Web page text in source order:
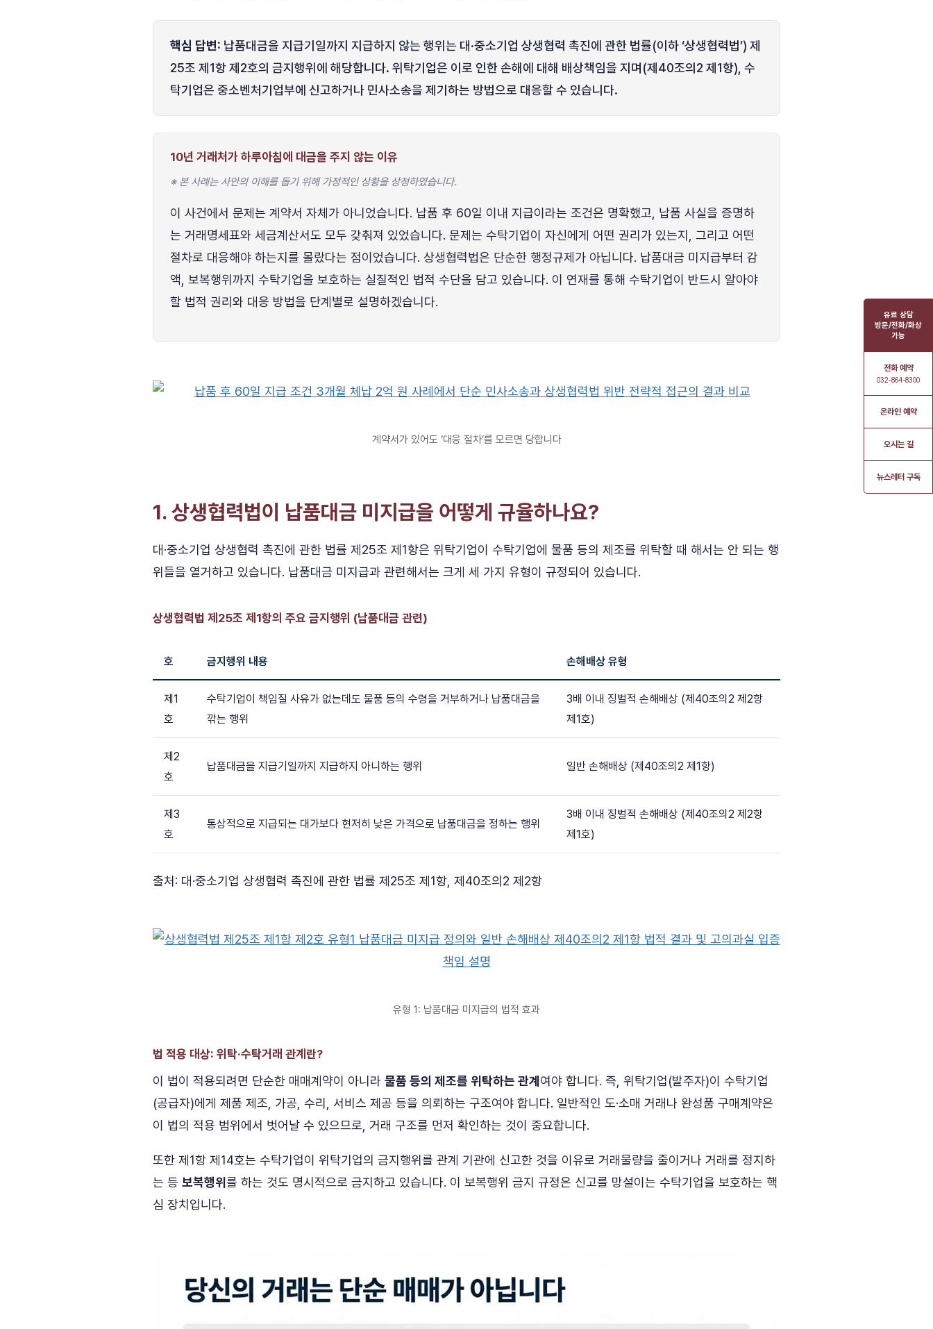
핵심 답변: 납품대금을 지급기일까지 지급하지 않는 행위는 대·중소기업 상생협력 촉진에 관한 법률(이하 ‘상생협력법’) 제
25조 제1항 제2호의 금지행위에 해당합니다. 위탁기업은 이로 인한 손해에 대해 배상책임을 지며(제40조의2 제1항), 수
탁기업은 중소벤처기업부에 신고하거나 민사소송을 제기하는 방법으로 대응할 수 있습니다.
10년 거래처가 하루아침에 대금을 주지 않는 이유
※ 본 사례는 사안의 이해를 돕기 위해 가정적인 상황을 상정하였습니다.
이 사건에서 문제는 계약서 자체가 아니었습니다. 납품 후 60일 이내 지급이라는 조건은 명확했고, 납품 사실을 증명하
는 거래명세표와 세금계산서도 모두 갖춰져 있었습니다. 문제는 수탁기업이 자신에게 어떤 권리가 있는지, 그리고 어떤
절차로 대응해야 하는지를 몰랐다는 점이었습니다. 상생협력법은 단순한 행정규제가 아닙니다. 납품대금 미지급부터 감
액, 보복행위까지 수탁기업을 보호하는 실질적인 법적 수단을 담고 있습니다. 이 연재를 통해 수탁기업이 반드시 알아야
할 법적 권리와 대응 방법을 단계별로 설명하겠습니다.
계약서가 있어도 ‘대응 절차’를 모르면 당합니다
1. 상생협력법이 납품대금 미지급을 어떻게 규율하나요?
대·중소기업 상생협력 촉진에 관한 법률 제25조 제1항은 위탁기업이 수탁기업에 물품 등의 제조를 위탁할 때 해서는 안 되는 행
위들을 열거하고 있습니다. 납품대금 미지급과 관련해서는 크게 세 가지 유형이 규정되어 있습니다.
상생협력법 제25조 제1항의 주요 금지행위 (납품대금 관련)
호 금지행위 내용 손해배상 유형
제1
호
수탁기업이 책임질 사유가 없는데도 물품 등의 수령을 거부하거나 납품대금을
깎는 행위
3배 이내 징벌적 손해배상 (제40조의2 제2항
제1호)
제2
호
납품대금을 지급기일까지 지급하지 아니하는 행위 일반 손해배상 (제40조의2 제1항)
제3
호
통상적으로 지급되는 대가보다 현저히 낮은 가격으로 납품대금을 정하는 행위
3배 이내 징벌적 손해배상 (제40조의2 제2항
제1호)
출처: 대·중소기업 상생협력 촉진에 관한 법률 제25조 제1항, 제40조의2 제2항
유형 1: 납품대금 미지급의 법적 효과
법 적용 대상: 위탁·수탁거래 관계란?
이 법이 적용되려면 단순한 매매계약이 아니라 물품 등의 제조를 위탁하는 관계 여야 합니다. 즉, 위탁기업(발주자)이 수탁기업
(공급자)에게 제품 제조, 가공, 수리, 서비스 제공 등을 의뢰하는 구조여야 합니다. 일반적인 도·소매 거래나 완성품 구매계약은
이 법의 적용 범위에서 벗어날 수 있으므로, 거래 구조를 먼저 확인하는 것이 중요합니다.
또한 제1항 제14호는 수탁기업이 위탁기업의 금지행위를 관계 기관에 신고한 것을 이유로 거래물량을 줄이거나 거래를 정지하
는 등 보복행위 를 하는 것도 명시적으로 금지하고 있습니다. 이 보복행위 금지 규정은 신고를 망설이는 수탁기업을 보호하는 핵
심 장치입니다.
유료 상담
방문/전화/화상
가능
전화 예약
032-864-8300
온라인 예약
오시는 길
뉴스레터 구독